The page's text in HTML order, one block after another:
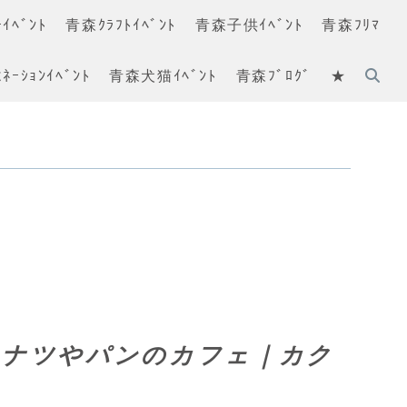
ﾍﾞﾝﾄ 青森ｸﾗﾌﾄｲﾍﾞﾝﾄ 青森子供ｲﾍﾞﾝﾄ 青森ﾌﾘﾏ
ｰｼｮﾝｲﾍﾞﾝﾄ 青森犬猫ｲﾍﾞﾝﾄ 青森ﾌﾞﾛｸﾞ ★
ツやパンのカフェ｜カク